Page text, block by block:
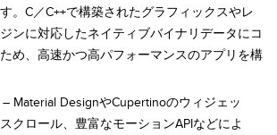
。C／C++で構築されたグラフィックスやレ
ンに対応したネイティブバイナリデータにコ
め、高速かつ高パフォーマンスのアプリを構
Material DesignやCupertinoのウィジェッ
クロール、豊富なモーションAPIなどによ